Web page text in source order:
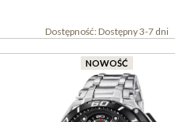
Dostępność:Dostępny 3-7 dni
NOWOŚĆ